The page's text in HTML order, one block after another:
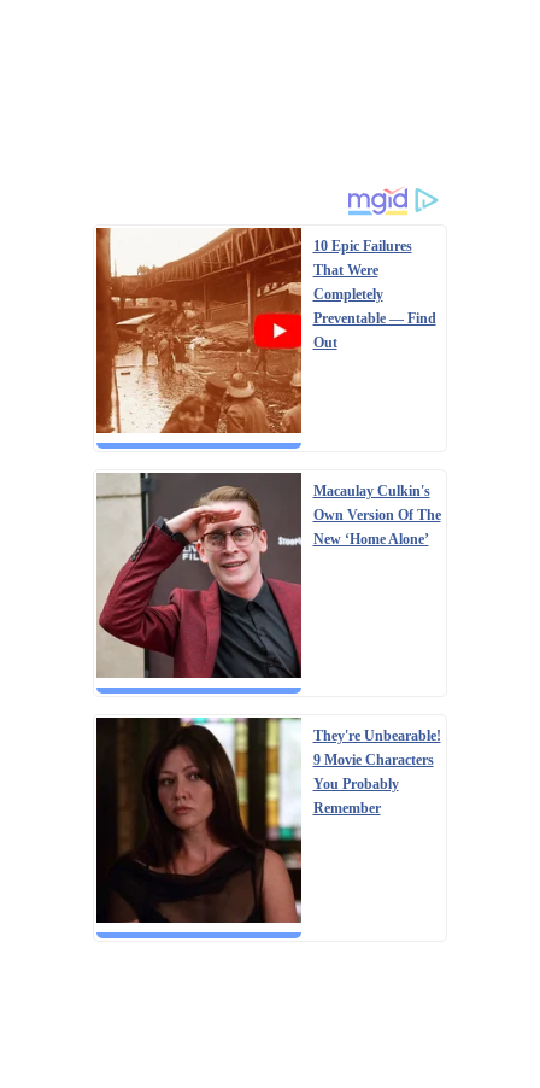
10 Epic Failures
That Were
Completely
Preventable — Find
Out
Macaulay Culkin's
Own Version Of The
New ‘Home Alone’
They're Unbearable!
9 Movie Characters
You Probably
Remember